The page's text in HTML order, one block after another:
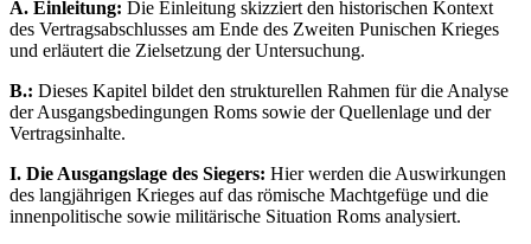
A. Einleitung: Die Einleitung skizziert den historischen Kontext
des Vertragsabschlusses am Ende des Zweiten Punischen Krieges
und erläutert die Zielsetzung der Untersuchung.
B.: Dieses Kapitel bildet den strukturellen Rahmen für die Analyse
der Ausgangsbedingungen Roms sowie der Quellenlage und der
Vertragsinhalte.
I. Die Ausgangslage des Siegers: Hier werden die Auswirkungen
des langjährigen Krieges auf das römische Machtgefüge und die
innenpolitische sowie militärische Situation Roms analysiert.